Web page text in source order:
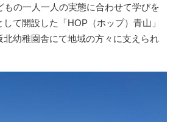
もの一人一人の実態に合わせて学びを
て開設した「HOP（ホップ）青山」
幼稚園舎にて地域の方々に支えられ